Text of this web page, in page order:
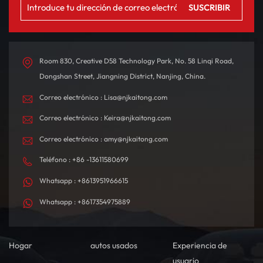
experiencia de conducción
emocionante. Con una
autonomía de hasta 580
está diseñado tanto para
desplazamientos diarios
distancia.
panorámico para una
experiencia premium. El
interior está
con materiales de alta
calidad, creando un
confortable y
Room 830, Creative D58 Technology Park, No. 58 Linqi Road,
Dongshan Street, Jiangning District, Nanjing, China.
Correo electrónico : Lisa@njkaitong.com
Correo electrónico : Keira@njkaitong.com
Correo electrónico : amy@njkaitong.com
Teléfono : +86 -13611580699
Whatsapp : +8613951966615
Whatsapp : +8617354975889
Hogar autos usados
Experiencia de
usuario